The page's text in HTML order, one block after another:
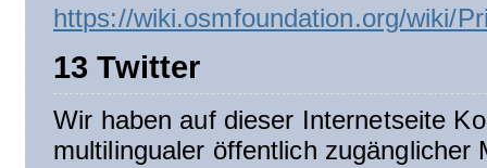
https://wiki.osmfoundation.org/wiki/
13 Twitter
Wir haben auf dieser Internetseite
multilingualer öffentlich zugänglicher